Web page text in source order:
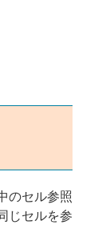
のセル参照
じセルを参